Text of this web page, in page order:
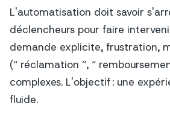
L'automatisation doit savoir
déclencheurs pour faire
demande explicite, frustration,
(“ réclamation ”, “
complexes. L'objectif : une
fluide.